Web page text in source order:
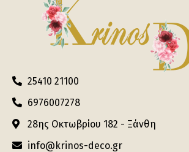
25410 21100
6976007278
28ης Οκτωβρίου 182 - Ξάνθη
info@krinos-deco.gr